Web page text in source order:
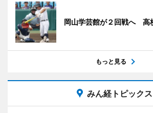
岡山学芸館が２回戦へ 高
もっと見る
みん経トピックス